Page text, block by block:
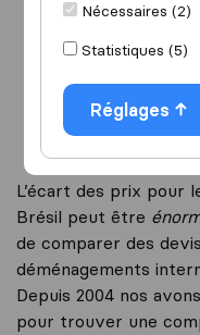
Nécessaires (2)
Statistiques (5)
Réglages
L’écart des prix pour
Brésil peut être
de comparer des
déménagements
Depuis 2004 nos
pour trouver une